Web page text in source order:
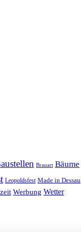
Brauart Bäume
Leopoldsfest Made in Dessau
Werbung Wetter